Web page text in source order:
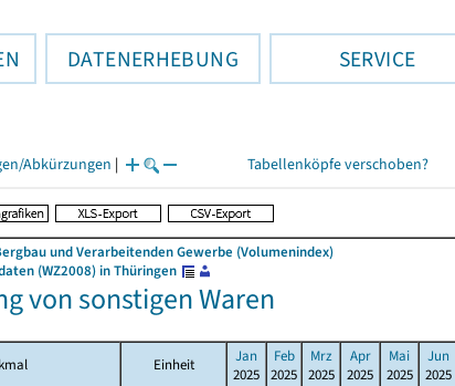
DATENERHEBUNG SERVICE
Abkürzungen | Tabellenköpfe verschoben?
und Verarbeitenden Gewerbe (Volumenindex)
(WZ2008) in Thüringen
von sonstigen Waren
Einheit
Jan
2025
Feb
2025
Mrz
2025
Apr
2025
Mai
2025
Jun
2025